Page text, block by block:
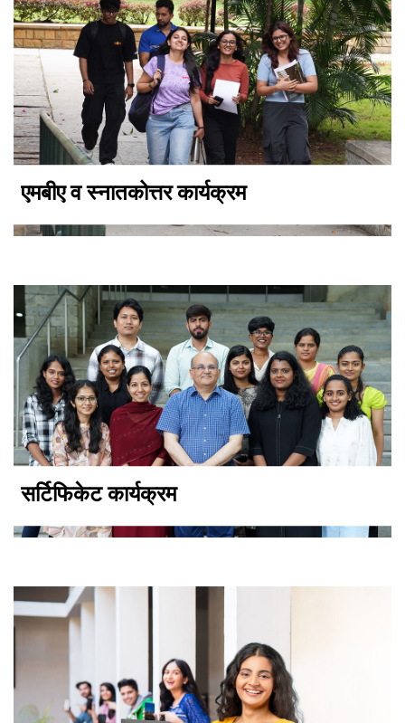
एमबीए व स्नातकोत्तर कार्यक्रम
सर्टिफिकेट कार्यक्रम